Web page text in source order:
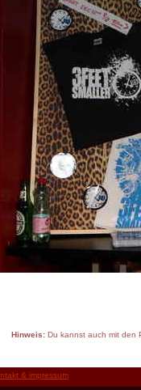
Hinweis:Du kannst auch mit den
& impressum